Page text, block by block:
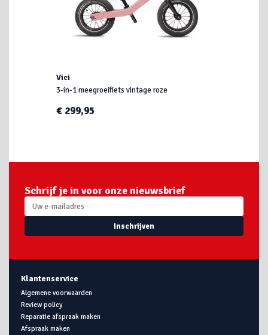
Vici
3-in-1 meegroeifiets vintage roze
€ 299,95
Schrijf je in voor onze nieuwsbrief
Inschrijven
Klantenservice
Algemene voorwaarden
Review policy
Reparatie afspraak maken
Afspraak maken